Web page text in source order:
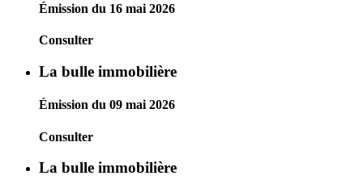
Émission du 16 mai 2026
Consulter
La bulle immobilière
Émission du 09 mai 2026
Consulter
La bulle immobilière